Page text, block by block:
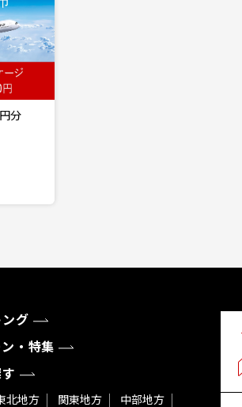
分
グ
・特集
北地方 関東地方 中部地方